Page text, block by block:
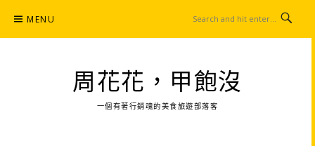
content
MENU
周花花，甲飽沒
一個有著行銷魂的美食旅遊部落客